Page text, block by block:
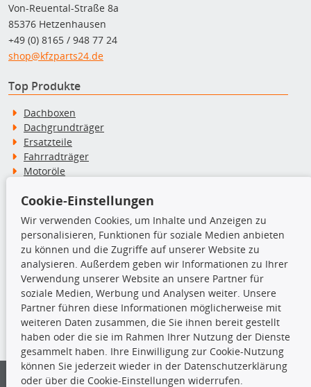
Von-Reuental-Straße 8a
85376 Hetzenhausen
+49 (0) 8165 / 948 77 24
shop@kfzparts24.de
Top Produkte
Dachboxen
Dachgrundträger
Ersatzteile
Fahrradträger
Motoröle
Schneeketten
TecDoc Inside
Die hier angezeigten Daten insbesondere die gesamte Datenbank dürfen
nicht kopiert werden.
Es ist zu unterlassen, die Daten oder die gesamte Datenbank ohne
vorherige Zustimmung von TecDoc zu vervielfältigen, zu verbreiten
und/oder diese Handlungen durch Dritte ausführen zu lassen. Ein
Cookie-Einstellungen
Wir verwenden Cookies, um Inhalte und Anzeigen zu
personalisieren, Funktionen für soziale Medien anbieten
zu können und die Zugriffe auf unserer Website zu
analysieren. Außerdem geben wir Informationen zu Ihrer
Verwendung unserer Website an unsere Partner für
soziale Medien, Werbung und Analysen weiter. Unsere
Partner führen diese Informationen möglicherweise mit
weiteren Daten zusammen, die Sie ihnen bereit gestellt
haben oder die sie im Rahmen Ihrer Nutzung der Dienste
gesammelt haben. Ihre Einwilligung zur Cookie-Nutzung
können Sie jederzeit wieder in der Datenschutzerklärung
oder über die Cookie-Einstellungen widerrufen.